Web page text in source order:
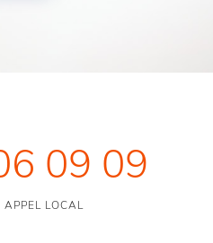
09 09
APPEL LOCAL